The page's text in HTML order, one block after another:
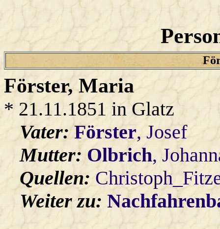
Förster, Maria
* 21.11.1851 in Glatz
Vater:Förster, Josef
Mutter:Olbrich,
Quellen:
Weiter zu: